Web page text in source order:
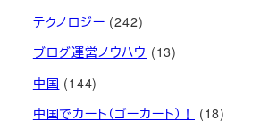
テクノロジー (242)
ブログ運営ノウハウ (13)
中国 (144)
中国でカート（ゴーカート）！
(18)